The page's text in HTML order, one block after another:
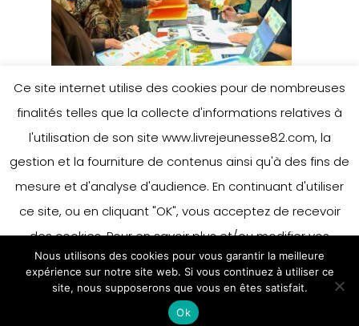
Ce site internet utilise des cookies pour de nombreuses
finalités telles que la collecte d'informations relatives à
l'utilisation de son site www.livrejeunesse82.com, la
gestion et la fourniture de contenus ainsi qu'à des fins de
mesure et d'analyse d'audience. En continuant d'utiliser
ce site, ou en cliquant "OK", vous acceptez de recevoir
des cookies. Pour en savoir plus et/ou modifier vos
préférences en matière de cookies, merci de vous référer
à notre politique sur les cookies.
Accepter
En savoir plus
Nous utilisons des cookies pour vous garantir la meilleure
expérience sur notre site web. Si vous continuez à utiliser ce
site, nous supposerons que vous en êtes satisfait.
Ok